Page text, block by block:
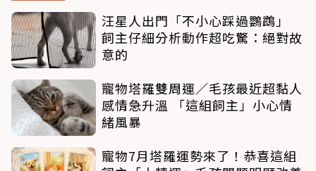
汪星人出門「不小心踩過鸚鵡」
飼主仔細分析動作超吃驚：絕對故
意的
寵物塔羅雙周運／毛孩最近超黏人
感情急升溫 「這組飼主」小心情
緒風暴
寵物7月塔羅運勢來了！恭喜這組